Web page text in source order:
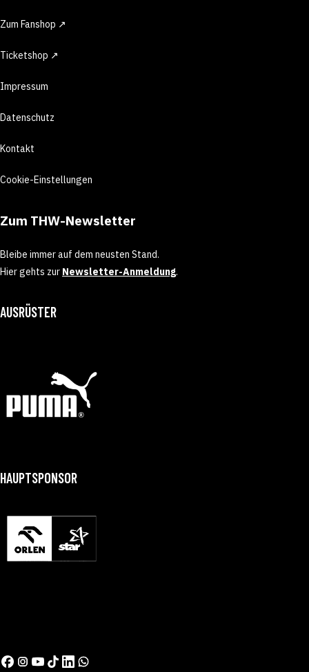
Zum Fanshop ↗
Ticketshop ↗
Impressum
Datenschutz
Kontakt
Cookie-Einstellungen
Zum THW-Newsletter
Bleibe immer auf dem neusten Stand.
Hier gehts zur Newsletter-Anmeldung.
AUSRÜSTER
HAUPTSPONSOR